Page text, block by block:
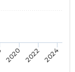
2020 2022 2024